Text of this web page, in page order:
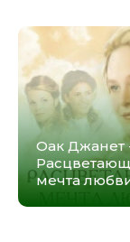
Оак Джанет
мечта